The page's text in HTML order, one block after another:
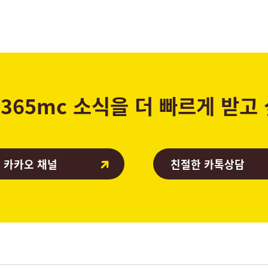
365mc 소식을 더 빠르게 받고
카오 채널 친절한 카톡상담